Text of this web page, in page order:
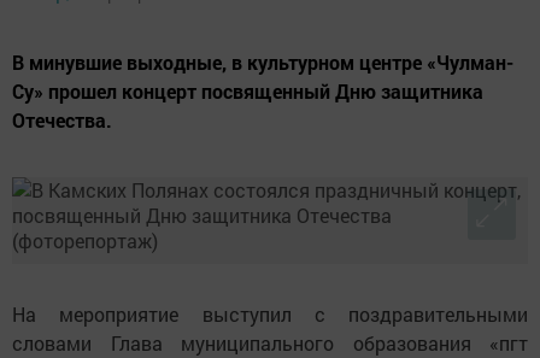
В минувшие выходные, в культурном центре «Чулман-
Су» прошел концерт посвященный Дню защитника
Отечества.
На мероприятие выступил с поздравительными
словами Глава муниципального образования «пгт